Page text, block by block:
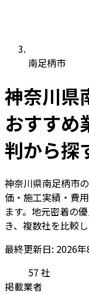
南足柄市
神奈川県
おすすめ
判から探
神奈川県南足柄市
価・施工実績・費
ます。地元密着の
き、複数社を比較
最終更新日: 2026年
57 社
掲載業者